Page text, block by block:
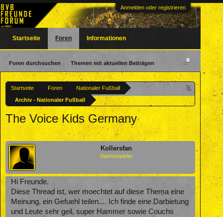
Anmelden oder registrieren
Startseite Foren
Nationaler Fußball
Archiv - Nationaler Fußball
The Voice Kids Germany
Kollersfan
Stammspieler
Hi Freunde.
Diese Thread ist, wer moechtet auf diese Thema eine
Meinung, ein Gefuehl teilen.... Ich finde eine Darbietung
und Leute sehr geil, super Hammer sowie Couchs
Startseite Foren
Foren durchsuchen Themen mit aktuellen Beiträgen
Informationen